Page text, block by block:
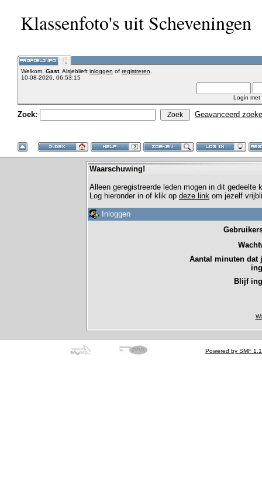
Klassenfoto's uit Scheveningen
Welkom, Gast. Alsjeblieft inloggen of registreren
10-08-2026, 06:53:15
Login met
Zoek: Geavanceerd
Waarschuwing!
Alleen geregistreerde leden mogen in dit gedeelte
Log hieronder in of klik op deze link om jezelf
Inloggen
Aantal minuten dat
Blijf
Powered by SMF